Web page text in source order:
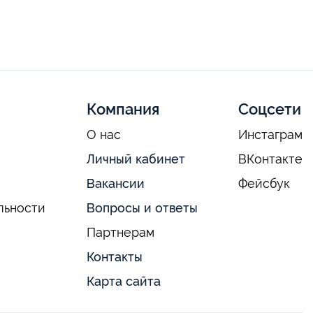
Компания
О нас
Личный кабинет
Вакансии
Вопросы и ответы
Партнерам
Контакты
Карта сайта
Соцсети
Инстаграм
ВКонтакте
Фейсбук